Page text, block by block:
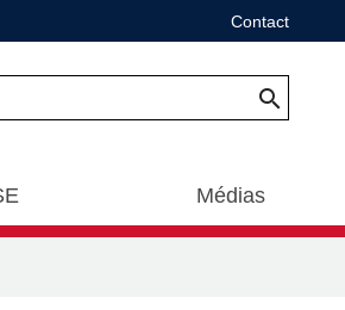
Contact
search
Médias